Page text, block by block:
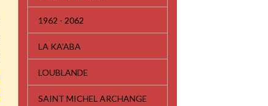
1962 - 2062
LA KA'ABA
LOUBLANDE
SAINT MICHEL ARCHANGE